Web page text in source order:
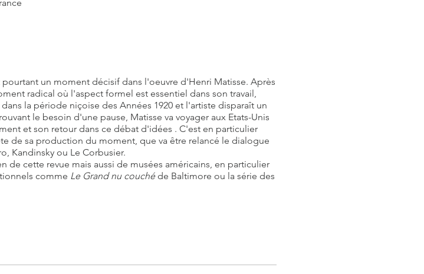
un moment décisif dans l'oeuvre d'Henri Matisse. Après
radical où l'aspect formel est essentiel dans son travail,
la période niçoise des Années 1920 et l'artiste disparaît un
le besoin d'une pause, Matisse va voyager aux Etats-Unis
et son retour dans ce débat d'idées . C'est en particulier
de sa production du moment, que va être relancé le dialogue
Kandinsky ou Le Corbusier.
cette revue mais aussi de musées américains, en particulier
comme Le Grand nu couchéde Baltimore ou la série des